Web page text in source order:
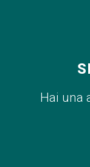
Hai una